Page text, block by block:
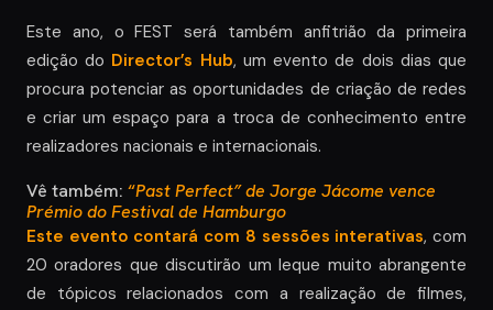
Este ano, o FEST será também anfitrião da primeira
edição do Director’s Hub, um evento de dois dias que
procura potenciar as oportunidades de criação de redes
e criar um espaço para a troca de conhecimento entre
realizadores nacionais e internacionais.
Vê também: “Past Perfect” de Jorge Jácome vence
Prémio do Festival de Hamburgo
Este evento contará com 8 sessões interativas, com
20 oradores que discutirão um leque muito abrangente
de tópicos relacionados com a realização de filmes,